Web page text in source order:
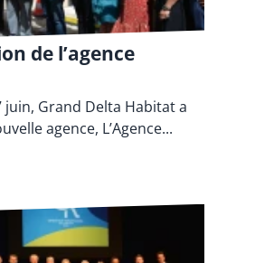
de l’agence
juin, Grand Delta Habitat a
agence, L’Agence...